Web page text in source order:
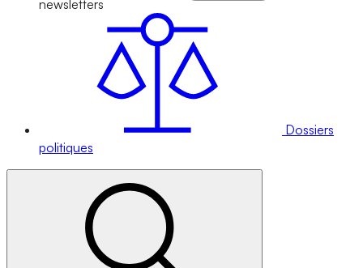
newsletters
Dossiers
politiques